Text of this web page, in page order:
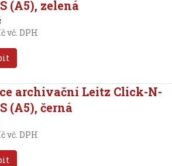
(A5), zelená
vč. DPH
archivační Leitz Click-N-
(A5), černá
vč. DPH